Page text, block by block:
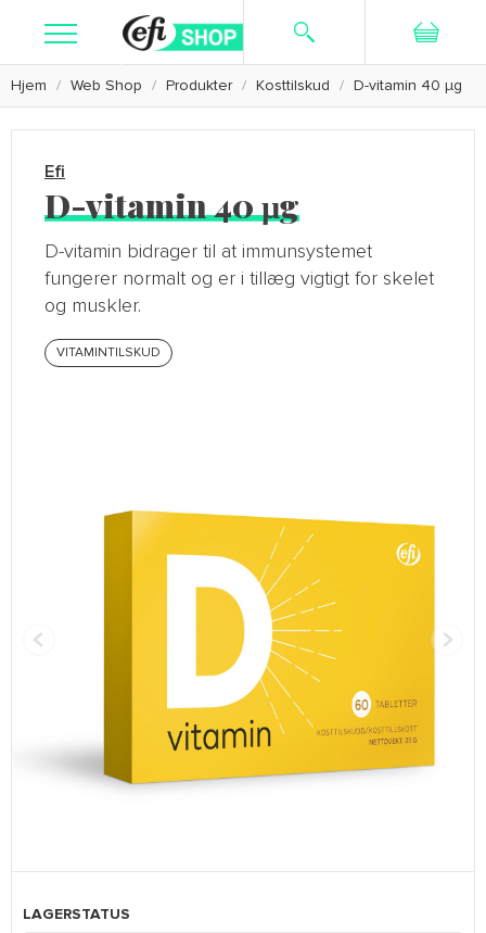
Ny bruger Log ind
Textiler
Kampagne
Søg
Hjem Web Shop Produkter Kosttilskud D-vitamin 40 µg
Efi
D-vitamin 40 µg
D-vitamin bidrager til at immunsystemet
fungerer normalt og er i tillæg vigtigt for skelet
og muskler.
VITAMINTILSKUD
LAGERSTATUS